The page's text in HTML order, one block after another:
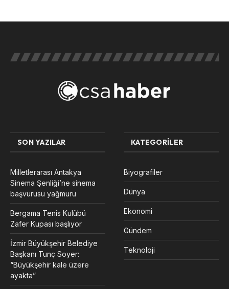
SON YAZILAR
Milletlerarası Antakya
Sinema Şenliği’ne sinema
başvurusu yağmuru
Bergama Tenis Kulübü
Zafer Kupası başlıyor
İzmir Büyükşehir Belediye
Başkanı Tunç Soyer:
“Büyükşehir kale üzere
ayakta”
KATEGORILER
Biyografiler
Dünya
Ekonomi
Gündem
Teknoloji